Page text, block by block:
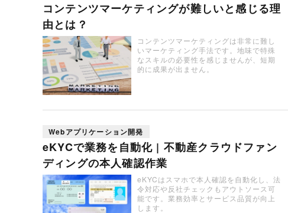
コンテンツマーケティングが難しいと感じる理
由とは？
コンテンツマーケティングは非常に難し
いマーケティング手法です。地味で特殊
なスキルの必要性を感じませんが、短期
的に成果が出ません。
Webアプリケーション開発
eKYCで業務を自動化 | 不動産クラウドファン
ディングの本人確認作業
eKYCはスマホで本人確認を自動化し、法
令対応や反社チェックもアウトソース可
能です。業務効率とサービス品質が向上
します。